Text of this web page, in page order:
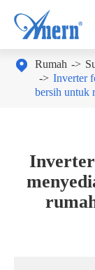
 Rumah
Inverter
bersih untuk